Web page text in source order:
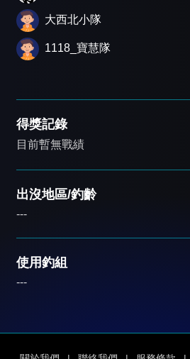
大西北小隊
1118_寶慧隊
得獎記錄
目前暫無戰績
出沒地區/釣齡
---
使用釣組
---